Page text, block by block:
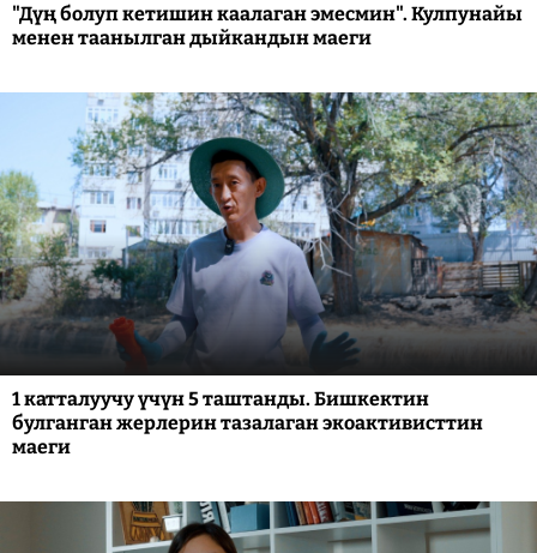
"Дүң болуп кетишин каалаган эмесмин". Кулпунайы
менен таанылган дыйкандын маеги
1 катталуучу үчүн 5 таштанды. Бишкектин
булганган жерлерин тазалаган экоактивисттин
маеги